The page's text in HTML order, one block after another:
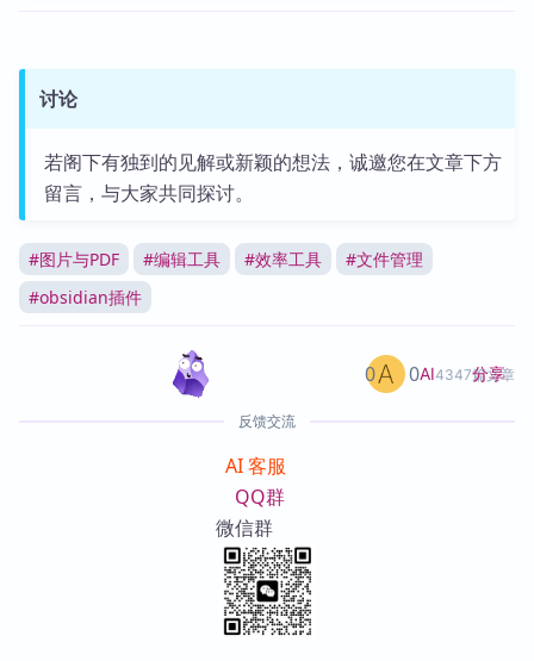
讨论
若阁下有独到的见解或新颖的想法，诚邀您在文章下方
留言，与大家共同探讨。
#图片与PDF #编辑工具 #效率工具 #文件管理
#obsidian插件
AI4347篇文章
0 0 分享
反馈交流
AI 客服
QQ群
微信群